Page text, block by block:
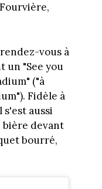
vous à
un "See you
("à
Fidèle à
aussi
devant
bourré,